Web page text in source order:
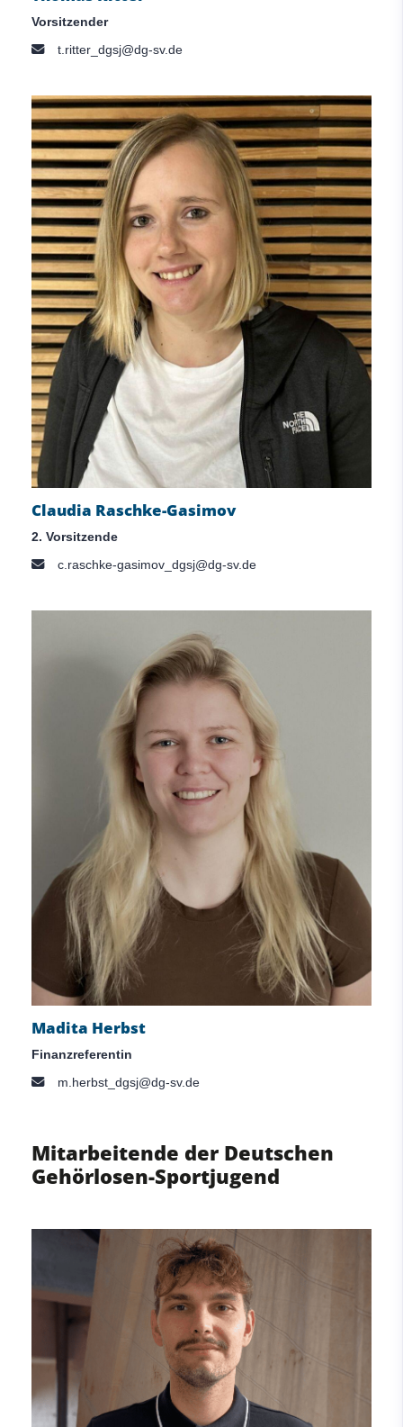
Vorsitzender
t.ritter_dgsj@dg-sv.de
Claudia Raschke-Gasimov
2. Vorsitzende
c.raschke-gasimov_dgsj@dg-sv.de
Madita Herbst
Finanzreferentin
m.herbst_dgsj@dg-sv.de
Mitarbeitende der Deutschen
Gehörlosen-Sportjugend